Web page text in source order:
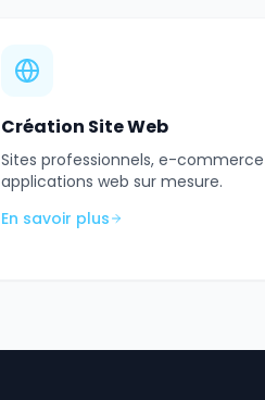
Création Site Web
Sites professionnels, e-
applications web sur mesure.
En savoir plus